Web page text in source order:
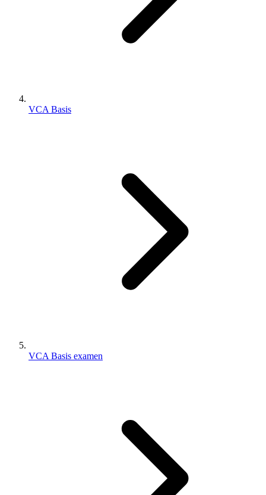
VCA Basis
VCA Basis examen